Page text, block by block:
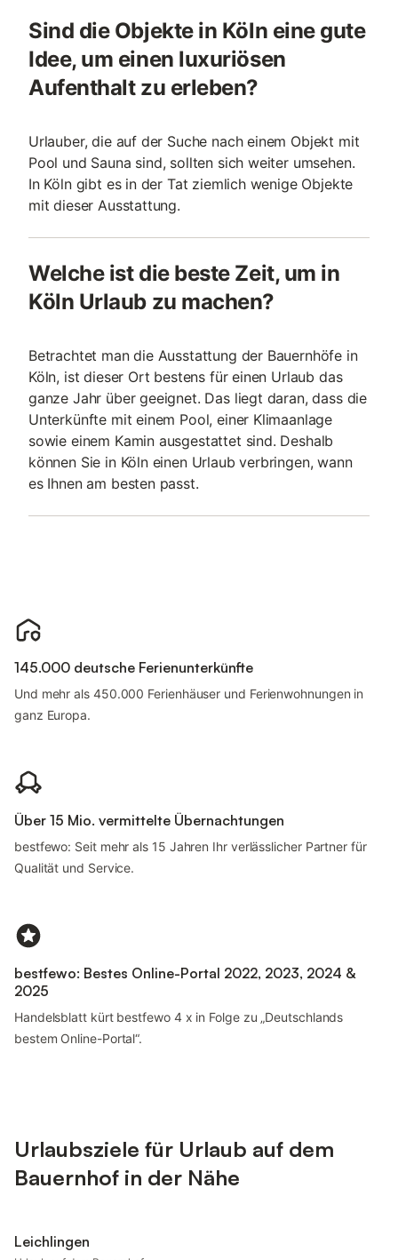
Sind die Objekte in Köln eine gute
Idee, um einen luxuriösen
Aufenthalt zu erleben?
Urlauber, die auf der Suche nach einem Objekt mit
Pool und Sauna sind, sollten sich weiter umsehen.
In Köln gibt es in der Tat ziemlich wenige Objekte
mit dieser Ausstattung.
Welche ist die beste Zeit, um in
Köln Urlaub zu machen?
Betrachtet man die Ausstattung der Bauernhöfe in
Köln, ist dieser Ort bestens für einen Urlaub das
ganze Jahr über geeignet. Das liegt daran, dass die
Unterkünfte mit einem Pool, einer Klimaanlage
sowie einem Kamin ausgestattet sind. Deshalb
können Sie in Köln einen Urlaub verbringen, wann
es Ihnen am besten passt.
145.000 deutsche Ferienunterkünfte
Und mehr als 450.000 Ferienhäuser und Ferienwohnungen in
ganz Europa.
Über 15 Mio. vermittelte Übernachtungen
bestfewo: Seit mehr als 15 Jahren Ihr verlässlicher Partner für
Qualität und Service.
bestfewo: Bestes Online-Portal 2022, 2023, 2024 &
2025
Handelsblatt kürt bestfewo 4 x in Folge zu „Deutschlands
bestem Online-Portal“.
Urlaubsziele für Urlaub auf dem
Bauernhof in der Nähe
Leichlingen